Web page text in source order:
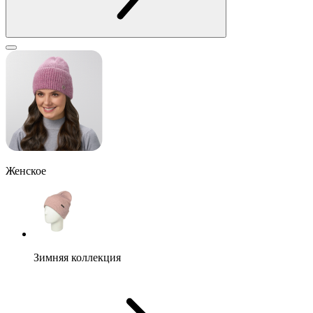
Женское
Зимняя коллекция